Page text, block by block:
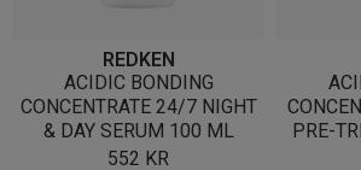
REDKEN
ACIDIC BONDING
CONCENTRATE 24/7 NIGHT
& DAY SERUM 100 ML
552 KR
PRE-